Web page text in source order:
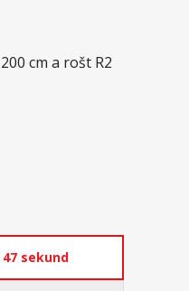
cm a rošt R2
46 sekund